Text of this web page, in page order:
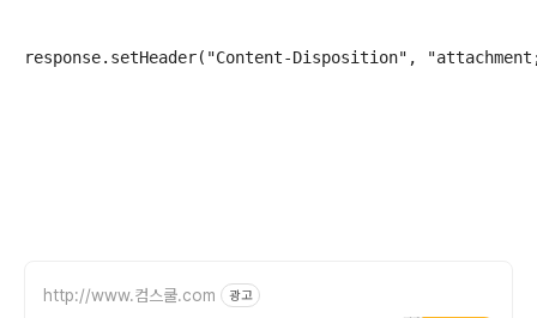
http://www.컴스쿨.com 광고